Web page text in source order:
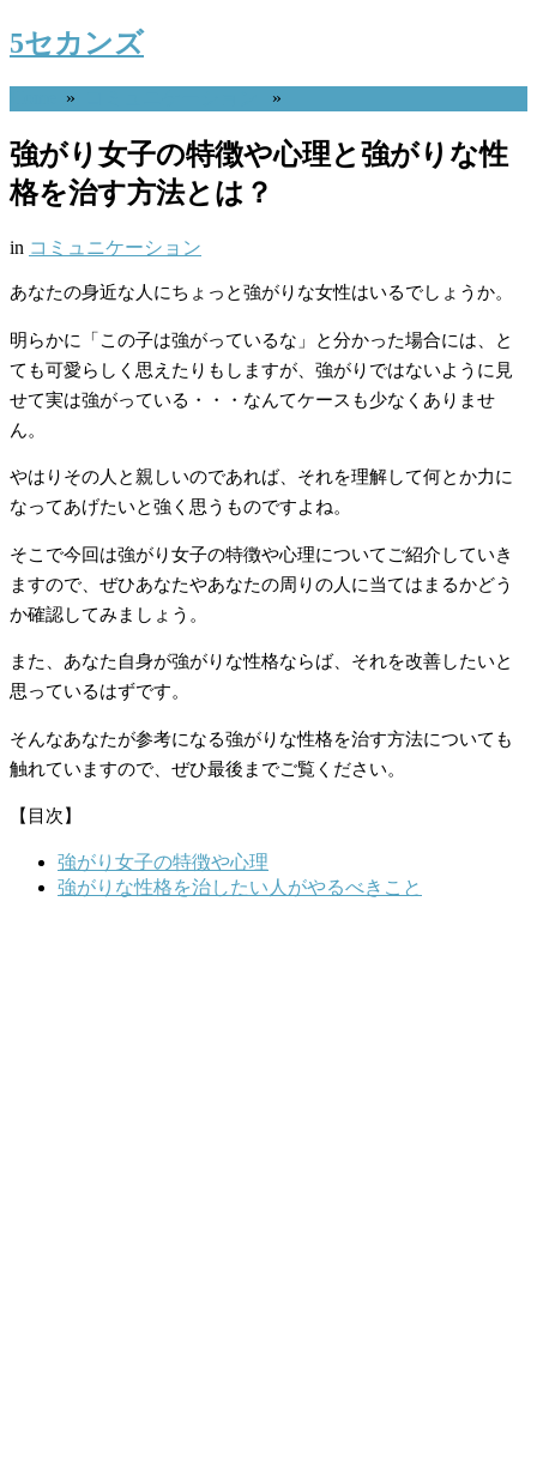
5セカンズ
» »
強がり女子の特徴や心理と強がりな性
格を治す方法とは？
in コミュニケーション
あなたの身近な人にちょっと強がりな女性はいるでしょうか。
明らかに「この子は強がっているな」と分かった場合には、と
ても可愛らしく思えたりもしますが、強がりではないように見
せて実は強がっている・・・なんてケースも少なくありませ
ん。
やはりその人と親しいのであれば、それを理解して何とか力に
なってあげたいと強く思うものですよね。
そこで今回は強がり女子の特徴や心理についてご紹介していき
ますので、ぜひあなたやあなたの周りの人に当てはまるかどう
か確認してみましょう。
また、あなた自身が強がりな性格ならば、それを改善したいと
思っているはずです。
そんなあなたが参考になる強がりな性格を治す方法についても
触れていますので、ぜひ最後までご覧ください。
【目次】
強がり女子の特徴や心理
強がりな性格を治したい人がやるべきこと